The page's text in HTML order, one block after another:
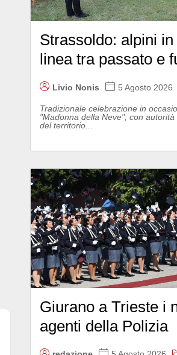
Strassoldo: alpini
linea tra passato e
Livio Nonis 5 Agosto 2026
Tradizionale celebrazione in
"Madonna della Neve", con autorità
del territorio...
Giurano a Trieste i
agenti della Polizia